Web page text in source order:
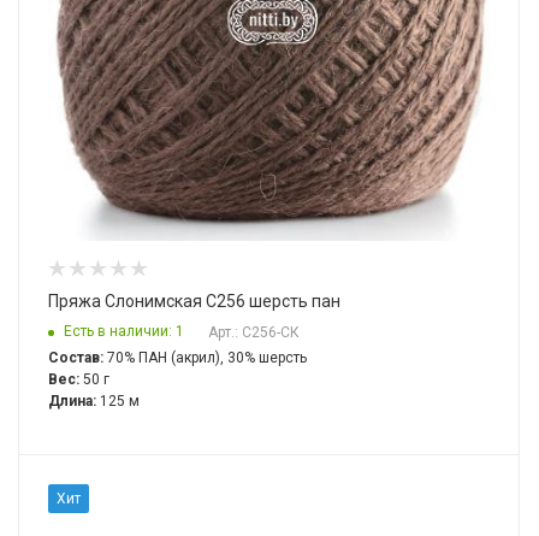
Пряжа Слонимская С256 шерсть пан
Есть в наличии: 1
Арт.: С256-СК
Состав: 70% ПАН (акрил), 30% шерсть
Вес: 50 г
Длина: 125 м
Хит